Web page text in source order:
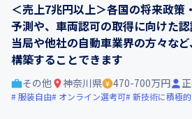
＜売上7兆円以上＞各国の将来政策
予測や、車両認可の取得に向けた
当局や他社の自動車業界の方々な
構築することできます
その他 神奈川県 470-700万円
服装自由 オンライン選考可 新技術に積極的